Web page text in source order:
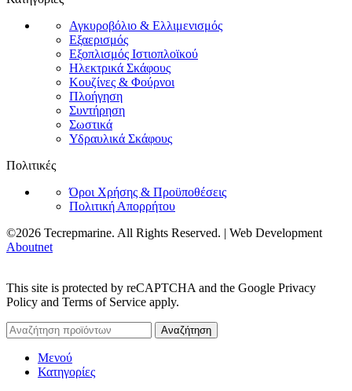
Αγκυροβόλιο & Ελλιμενισμός
Εξαερισμός
Εξοπλισμός Ιστιοπλοϊκού
Ηλεκτρικά Σκάφους
Κουζίνες & Φούρνοι
Πλοήγηση
Συντήρηση
Σωστικά
Υδραυλικά Σκάφους
Πολιτικές
Όροι Χρήσης & Προϋποθέσεις
Πολιτική Απορρήτου
©2026 Tecrepmarine. All Rights Reserved. | Web Development
Aboutnet
This site is protected by reCAPTCHA and the Google Privacy
Policy and Terms of Service apply.
Αναζήτηση
Μενού
Κατηγορίες